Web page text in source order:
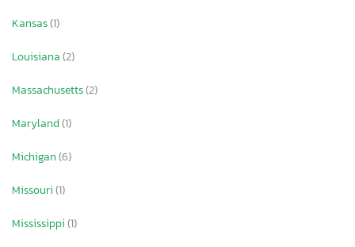
Kansas(1)
Louisiana(2)
Massachusetts(2)
Maryland(1)
Michigan(6)
Missouri(1)
Mississippi(1)